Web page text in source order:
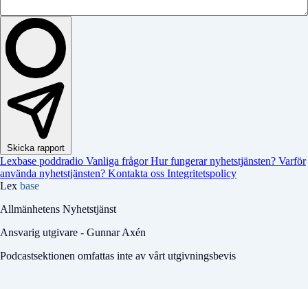
Skicka rapport
Lexbase poddradio Vanliga frågorHur fungerar nyhetstjänsten? Varför
använda nyhetstjänsten? Kontakta oss Integritetspolicy
Lex base
Allmänhetens Nyhetstjänst
Ansvarig utgivare - Gunnar Axén
Podcastsektionen omfattas inte av vårt utgivningsbevis